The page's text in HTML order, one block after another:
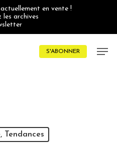
en vente !
les archives
S'ABONNER
Tendances